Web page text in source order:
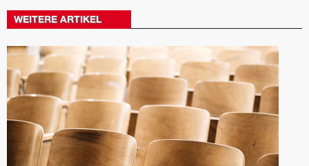
WEITERE ARTIKEL